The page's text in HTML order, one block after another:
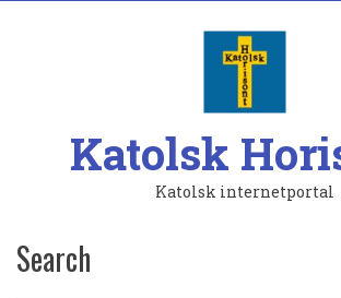
Katolsk
Katolsk internetportal
Search